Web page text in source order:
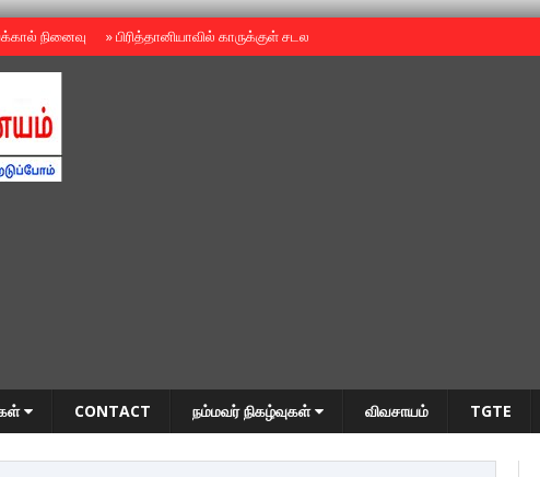
நினைவு »பிரித்தானியாவில் காருக்குள் சடலம் -தமிழருடையதா ?
CONTACT நம்மவர் நிகழ்வுகள் விவசாயம் TGTE